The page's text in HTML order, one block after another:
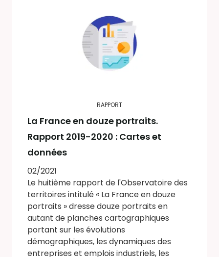
RAPPORT
La France en douze portraits.
Rapport 2019-2020 : Cartes et
données
02/2021
Le huitième rapport de l'Observatoire des
territoires intitulé « La France en douze
portraits » dresse douze portraits en
autant de planches cartographiques
portant sur les évolutions
démographiques, les dynamiques des
entreprises et emplois industriels, les